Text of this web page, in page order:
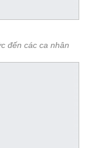
đến các ca nhân